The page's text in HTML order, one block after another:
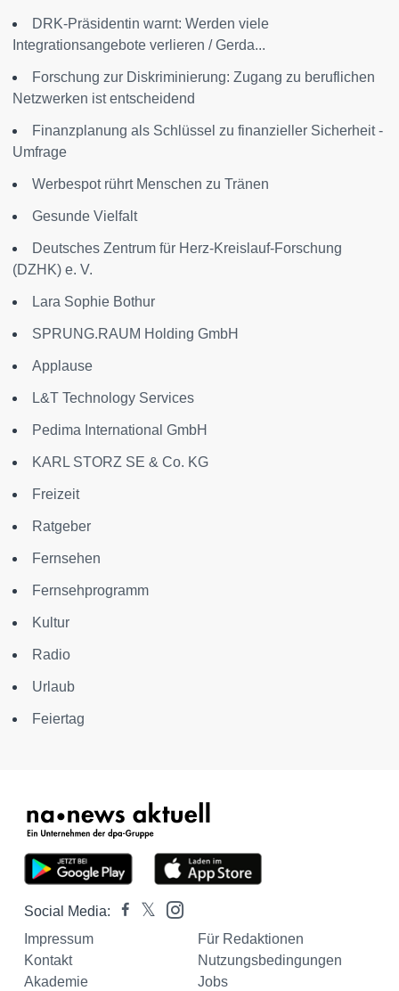
DRK-Präsidentin warnt: Werden viele
Integrationsangebote verlieren / Gerda...
Forschung zur Diskriminierung: Zugang zu beruflichen
Netzwerken ist entscheidend
Finanzplanung als Schlüssel zu finanzieller Sicherheit -
Umfrage
Werbespot rührt Menschen zu Tränen
Gesunde Vielfalt
Deutsches Zentrum für Herz-Kreislauf-Forschung
(DZHK) e. V.
Lara Sophie Bothur
SPRUNG.RAUM Holding GmbH
Applause
L&T Technology Services
Pedima International GmbH
KARL STORZ SE & Co. KG
Freizeit
Ratgeber
Fernsehen
Fernsehprogramm
Kultur
Radio
Urlaub
Feiertag
Social Media:
Impressum
Für Redaktionen
Kontakt
Nutzungsbedingungen
Akademie
Jobs